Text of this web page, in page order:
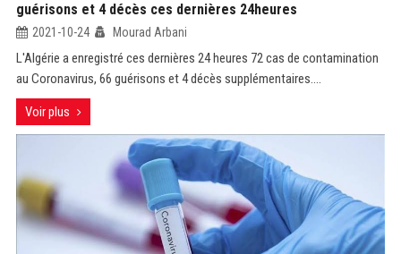
guérisons et 4 décès ces dernières 24heures
2021-10-24 Mourad Arbani
L'Algérie a enregistré ces dernières 24 heures 72 cas de contamination
au Coronavirus, 66 guérisons et 4 décès supplémentaires....
Voir plus